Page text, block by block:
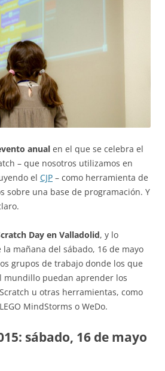
anual en el que se celebra el
– que nosotros utilizamos en
el CJP – como herramienta de
sobre una base de programación. Y
Day en Valladolid, y lo
mañana del sábado, 16 de mayo
grupos de trabajo donde los que
mundillo puedan aprender los
u otras herramientas, como
MindStorms o WeDo.
sábado, 16 de mayo